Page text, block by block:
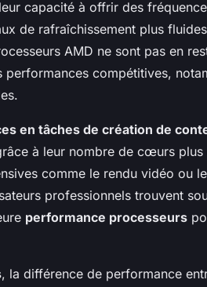
capacité à offrir des
de rafraîchissement plus
AMD ne sont pas en
compétitives,
en tâches de création de
à leur nombre de cœurs
comme le rendu vidéo ou
professionnels trouvent
performance processeurs
, la différence de performance